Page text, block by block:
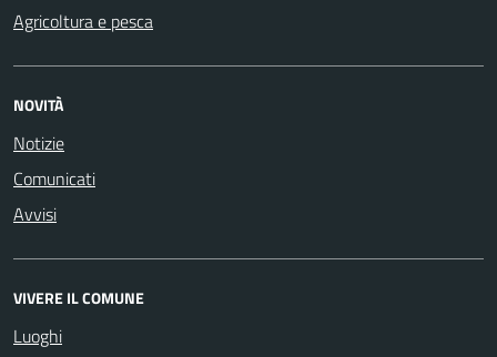
Agricoltura e pesca
NOVITÀ
Notizie
Comunicati
Avvisi
VIVERE IL COMUNE
Luoghi